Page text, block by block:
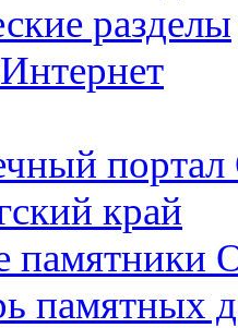
разделы
портал
край
памятных